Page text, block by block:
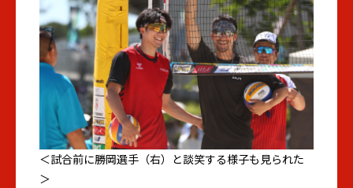
＜試合前に勝岡選手（右）と談笑する様子も見られた
＞